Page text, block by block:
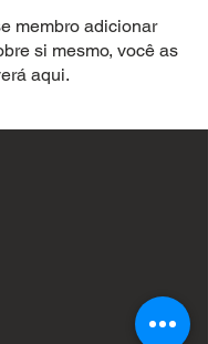
membro adicionar
si mesmo, você as
aqui.